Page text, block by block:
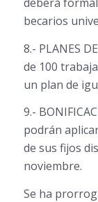
becarios
8.- PLANES
de 100
un plan de
9.-
podrán
de sus fijos
noviembre.
Se ha